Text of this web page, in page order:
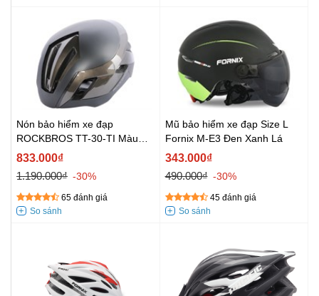
Nón bảo hiểm xe đạp
ROCKBROS TT-30-TI Màu
Nâu
833.000₫
1.190.000₫ -30%
65 đánh giá
Mũ bảo hiểm xe đạp Size L
Fornix M-E3 Đen Xanh Lá
343.000₫
490.000₫ -30%
45 đánh giá